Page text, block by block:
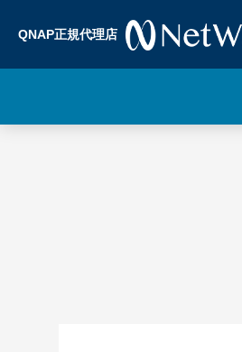
QNAP正規代理店